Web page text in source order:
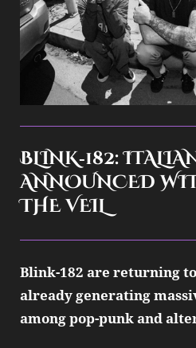
BLINK‑182:
ANNOUNCED
THE VEIL
Blink‑182 are returning
already generating
among pop‑punk and